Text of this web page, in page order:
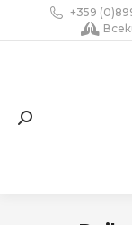
+359
Search: